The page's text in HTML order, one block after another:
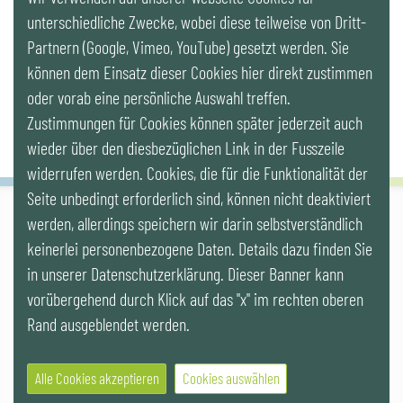
LinkedIn
Newsletter
IG LEBENSZYKLUS BAU
Wipplingerstr. 10/Top 9, Stoß im Himmel, A-1010 Wien
office@ig-lebenszyklus.at
Kontakt
Videos |Veranstaltungen
© 2021 IG LEBENSZYKLUS BAU
unterschiedliche Zwecke, wobei diese teilweise von Dritt-
Partnern (Google, Vimeo, YouTube) gesetzt werden. Sie
können dem Einsatz dieser Cookies hier direkt zustimmen
oder vorab eine persönliche Auswahl treffen.
Zustimmungen für Cookies können später jederzeit auch
wieder über den diesbezüglichen Link in der Fusszeile
widerrufen werden. Cookies, die für die Funktionalität der
Seite unbedingt erforderlich sind, können nicht deaktiviert
werden, allerdings speichern wir darin selbstverständlich
keinerlei personenbezogene Daten. Details dazu finden Sie
in unserer Datenschutzerklärung. Dieser Banner kann
vorübergehend durch Klick auf das "x" im rechten oberen
Rand ausgeblendet werden.
Alle Cookies akzeptieren Cookies auswählen